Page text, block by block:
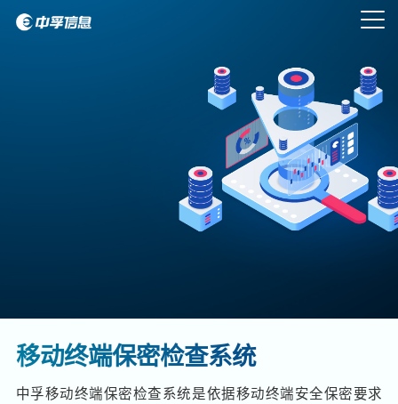
移动终端保密检查系统
中孚移动终端保密检查系统是依据移动终端安全保密要求